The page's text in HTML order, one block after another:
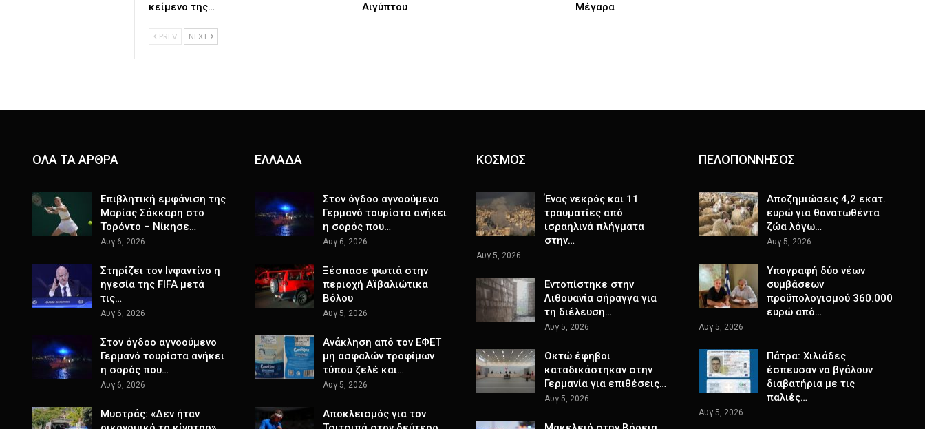
κείμενο της…
Αιγύπτου
Μέγαρα
PREV NEXT
ΟΛΑ ΤΑ ΑΡΘΡΑ
Επιβλητική εμφάνιση της
Μαρίας Σάκκαρη στο
Τορόντο – Νίκησε…
Αυγ 6, 2026
Στηρίζει τον Ινφαντίνο η
ηγεσία της FIFA μετά
τις…
Αυγ 6, 2026
Στον όγδοο αγνοούμενο
Γερμανό τουρίστα ανήκει
η σορός που…
Αυγ 6, 2026
Μυστράς: «Δεν ήταν
ΕΛΛΑΔΑ
Στον όγδοο αγνοούμενο
Γερμανό τουρίστα ανήκει
η σορός που…
Αυγ 6, 2026
Ξέσπασε φωτιά στην
περιοχή Αϊβαλιώτικα
Βόλου
Αυγ 5, 2026
Ανάκληση από τον ΕΦΕΤ
μη ασφαλών τροφίμων
τύπου ζελέ και…
Αυγ 5, 2026
Αποκλεισμός για τον
ΚΟΣΜΟΣ
Ένας νεκρός και 11
τραυματίες από
ισραηλινά πλήγματα
στην…
Αυγ 5, 2026
Εντοπίστηκε στην
Λιθουανία σήραγγα για
τη διέλευση…
Αυγ 5, 2026
Οκτώ έφηβοι
καταδικάστηκαν στην
Γερμανία για επιθέσεις…
Αυγ 5, 2026
ΠΕΛΟΠΟΝΝΗΣΟΣ
Αποζημιώσεις 4,2 εκατ.
ευρώ για θανατωθέντα
ζώα λόγω…
Αυγ 5, 2026
Υπογραφή δύο νέων
συμβάσεων
προϋπολογισμού 360.000
ευρώ από…
Αυγ 5, 2026
Πάτρα: Χιλιάδες
έσπευσαν να βγάλουν
διαβατήρια με τις
παλιές…
Αυγ 5, 2026